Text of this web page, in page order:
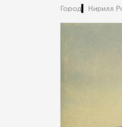
Город Кирилл